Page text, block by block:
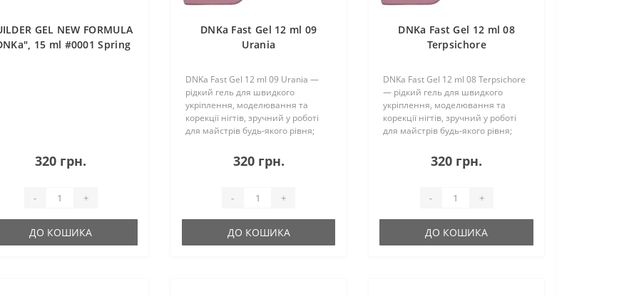
GEL NEW FORMULA
15 ml #0001 Spring
320 грн.
- +
ДО КОШИКА
DNKa Fast Gel 12 ml 09
Urania
DNKa Fast Gel 12 ml 09 Urania —
рідкий гель для швидкого
укріплення, моделювання та
корекції нігтів, зручний у роботі
для майстрів будь-якого рівня;
легко самовирівнюється, не
деформується та добре тримає
320 грн.
- +
ДО КОШИКА
DNKa Fast Gel 12 ml 08
Terpsichore
DNKa Fast Gel 12 ml 08 Terpsichore
— рідкий гель для швидкого
укріплення, моделювання та
корекції нігтів, зручний у роботі
для майстрів будь-якого рівня;
легко самовирівнюється, не
деформується та добре тримає
320 грн.
- +
ДО КОШИКА